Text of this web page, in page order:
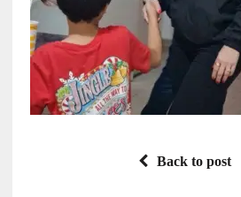
Back to post